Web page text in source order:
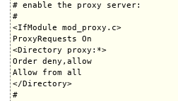
# enable the proxy server:
#
<IfModule mod_proxy.c>
ProxyRequests On
<Directory proxy:*>
Order deny,allow
Allow from all
</Directory>
#